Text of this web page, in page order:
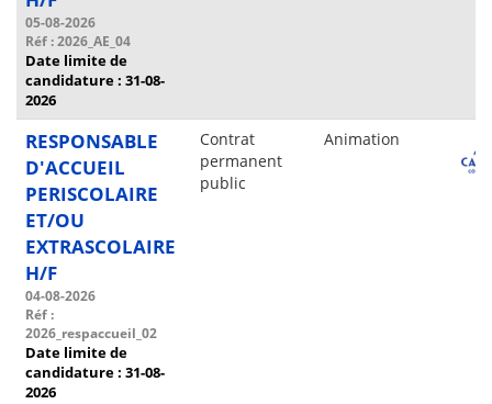
05-08-2026
Réf : 2026_AE_04
Date limite de
candidature : 31-08-
2026
RESPONSABLE
D'ACCUEIL
PERISCOLAIRE
ET/OU
EXTRASCOLAIRE
H/F
04-08-2026
Réf :
2026_respaccueil_02
Date limite de
candidature : 31-08-
2026
Contrat
permanent
public
Animation